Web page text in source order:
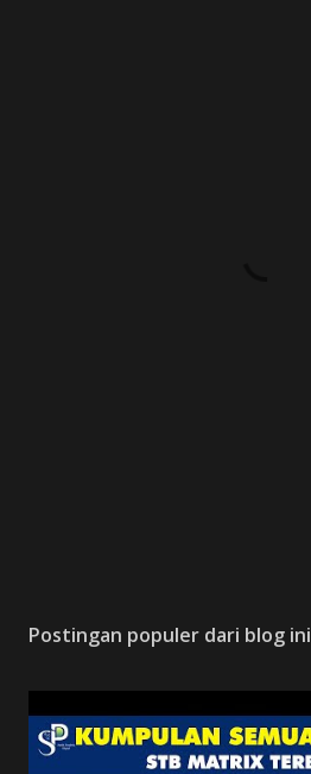
Postingan populer dari blog ini